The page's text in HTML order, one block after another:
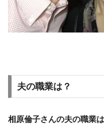
夫の職業は？
相原倫子さんの夫の職業